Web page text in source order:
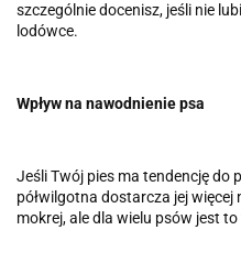
szczególnie docenisz, jeśli nie
lodówce.
Wpływ na nawodnienie psa
Jeśli Twój pies ma tendencję do
półwilgotna dostarcza jej więcej
mokrej, ale dla wielu psów jest